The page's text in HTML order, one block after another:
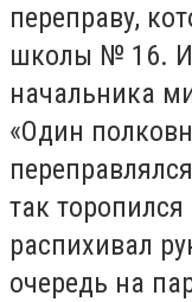
переправу,
школы № 16.
начальника
«Один
так торопился
распихивал
очередь на